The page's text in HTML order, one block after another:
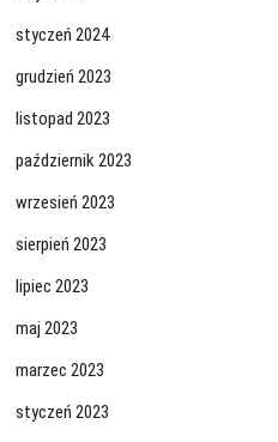
styczeń 2024
grudzień 2023
listopad 2023
październik 2023
wrzesień 2023
sierpień 2023
lipiec 2023
maj 2023
marzec 2023
styczeń 2023